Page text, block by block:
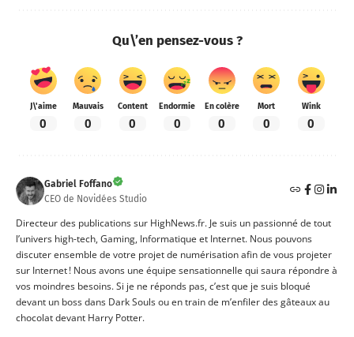
Qu\’en pensez-vous ?
J\'aime
0
Mauvais
0
Content
0
Endormie
0
En colère
0
Mort
0
Wink
0
Gabriel Foffano
CEO de Novidées Studio
Directeur des publications sur HighNews.fr. Je suis un passionné de tout
l’univers high-tech, Gaming, Informatique et Internet. Nous pouvons
discuter ensemble de votre projet de numérisation afin de vous projeter
sur Internet ! Nous avons une équipe sensationnelle qui saura répondre à
vos moindres besoins. Si je ne réponds pas, c’est que je suis bloqué
devant un boss dans Dark Souls ou en train de m’enfiler des gâteaux au
chocolat devant Harry Potter.